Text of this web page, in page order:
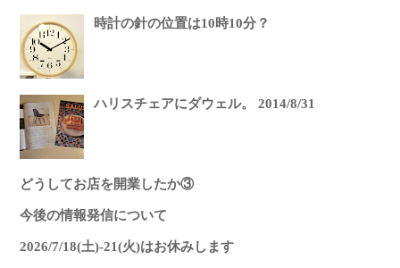
時計の針の位置は10時10分？
ハリスチェアにダウェル。 2014/8/31
どうしてお店を開業したか③
今後の情報発信について
2026/7/18(土)-21(火)はお休みします